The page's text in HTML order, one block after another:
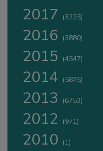
2017 (3225)
2016 (3880)
2015 (4547)
2014 (5875)
2013 (6753)
2012 (971)
2010 (1)